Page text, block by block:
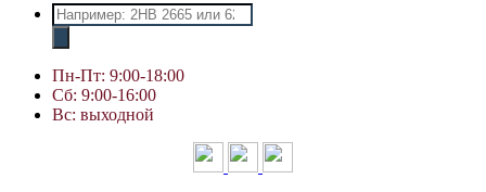
Поиск
товаров
Пн-Пт: 9:00-18:00
Сб: 9:00-16:00
Вс: выходной